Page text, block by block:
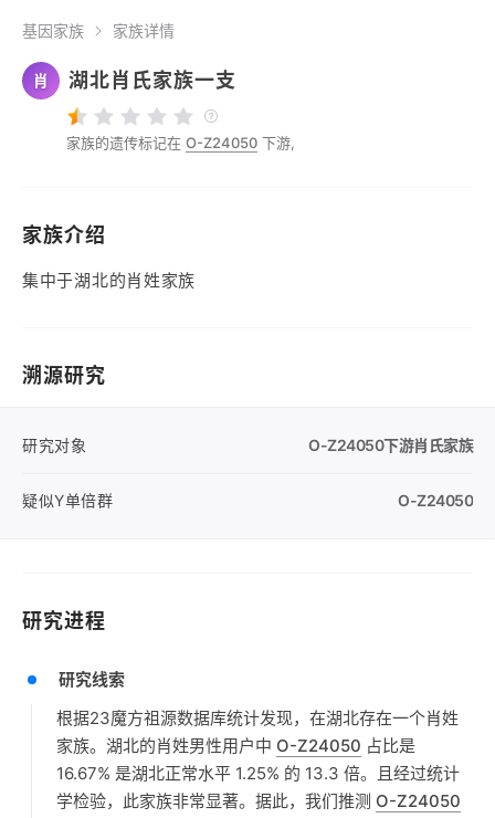
基因家族 家族详情
肖 湖北肖氏家族一支
家族的遗传标记在 O-Z24050 下游,
家族介绍
集中于湖北的肖姓家族
溯源研究
研究对象 O-Z24050下游肖氏家族
疑似Y单倍群 O-Z24050
研究进程
研究线索
根据23魔方祖源数据库统计发现，在湖北存在一个肖姓
家族。湖北的肖姓男性用户中 O-Z24050 占比是
16.67% 是湖北正常水平 1.25% 的 13.3 倍。且经过统计
学检验，此家族非常显著。据此，我们推测 O-Z24050